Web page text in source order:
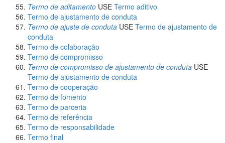
Termo de aditamento USE Termo aditivo
Termo de ajustamento de conduta
Termo de ajuste de conduta USE Termo de ajustamento de
conduta
Termo de colaboração
Termo de compromisso
Termo de compromisso de ajustamento de conduta USE
Termo de ajustamento de conduta
Termo de cooperação
Termo de fomento
Termo de parceria
Termo de referência
Termo de responsabilidade
Termo final